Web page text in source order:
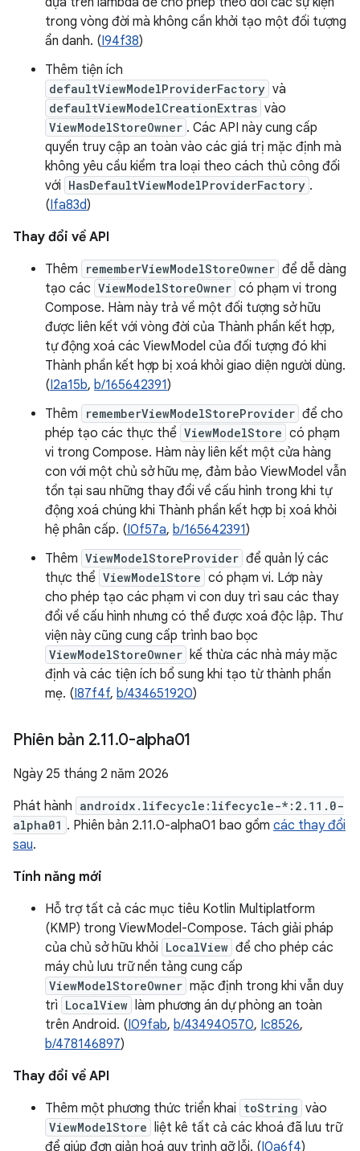
trong vòng đời mà không cần khởi tạo một đối tượng
ẩn danh. (I94f38)
Thêm tiện ích
defaultViewModelProviderFactory và
defaultViewModelCreationExtras vào
ViewModelStoreOwner . Các API này cung cấp
quyền truy cập an toàn vào các giá trị mặc định mà
không yêu cầu kiểm tra loại theo cách thủ công đối
với HasDefaultViewModelProviderFactory .
(Ifa83d)
Thay đổi về API
Thêm
rememberViewModelStoreOwner để dễ dàng
tạo các ViewModelStoreOwner có phạm vi trong
Compose. Hàm này trả về một đối tượng sở hữu
được liên kết với vòng đời của Thành phần kết hợp,
tự động xoá các ViewModel của đối tượng đó khi
Thành phần kết hợp bị xoá khỏi giao diện người dùng.
(I2a15b, b/165642391)
Thêm
rememberViewModelStoreProvider để cho
phép tạo các thực thể ViewModelStore có phạm
vi trong Compose. Hàm này liên kết một cửa hàng
con với một chủ sở hữu mẹ, đảm bảo ViewModel vẫn
tồn tại sau những thay đổi về cấu hình trong khi tự
động xoá chúng khi Thành phần kết hợp bị xoá khỏi
hệ phân cấp. (I0f57a, b/165642391)
Thêm ViewModelStoreProvider để quản lý các
thực thể ViewModelStore có phạm vi. Lớp này
cho phép tạo các phạm vi con duy trì sau các thay
đổi về cấu hình nhưng có thể được xoá độc lập. Thư
viện này cũng cung cấp trình bao bọc
ViewModelStoreOwner kế thừa các nhà máy mặc
định và các tiện ích bổ sung khi tạo từ thành phần
mẹ. (I87f4f, b/434651920)
Phiên bản 2.11.0-alpha01
Ngày 25 tháng 2 năm 2026
Phát hành androidx.lifecycle:lifecycle-*:2.11.0-
alpha01 . Phiên bản 2.11.0-alpha01 bao gồm các thay đổi
sau.
Tính năng mới
Hỗ trợ tất cả các mục tiêu Kotlin Multiplatform
(KMP) trong ViewModel-Compose. Tách giải pháp
của chủ sở hữu khỏi LocalView để cho phép các
máy chủ lưu trữ nền tảng cung cấp
ViewModelStoreOwner mặc định trong khi vẫn duy
trì LocalView làm phương án dự phòng an toàn
trên Android. (I09fab, b/434940570, Ic8526,
b/478146897)
Thay đổi về API
Thêm một phương thức triển khai toString vào
ViewModelStore liệt kê tất cả các khoá đã lưu trữ
để giúp đơn giản hoá quy trình gỡ lỗi. ( I0a6f4)